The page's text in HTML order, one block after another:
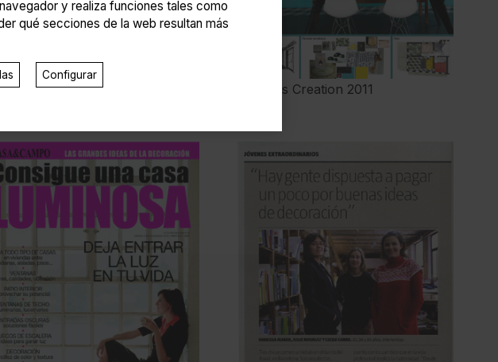
Hong Kong 2012 Interiors Creation 2011
y realiza funciones tales como
qué secciones de la web resultan más
Configurar